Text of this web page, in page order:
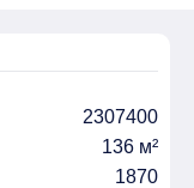
2307400
136 м²
1870